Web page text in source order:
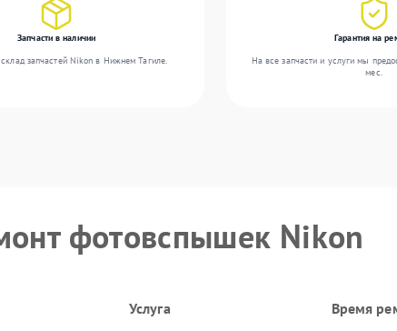
Запчасти в наличии
запчастей Nikon в Нижнем Тагиле.
Гарантия на
На все запчасти и услуги мы
мес.
фотовспышек Nikon
Услуга Время